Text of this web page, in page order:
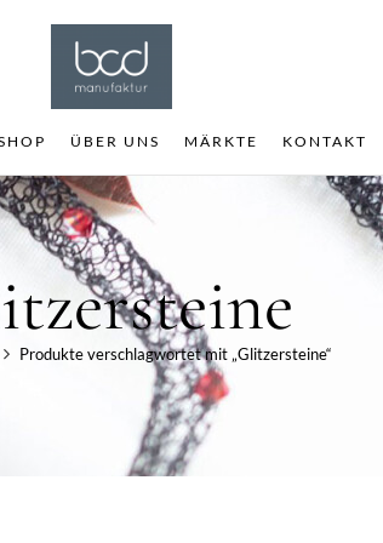
ÜBER UNS MÄRKTE KONTAKT
Produkte verschlagwortet mit „Glitzersteine“